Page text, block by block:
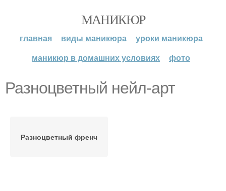
МАНИКЮР
главная виды маникюра
уроки маникюра
маникюр в домашних условиях
фото
Разноцветный нейл-арт
Разноцветный френч